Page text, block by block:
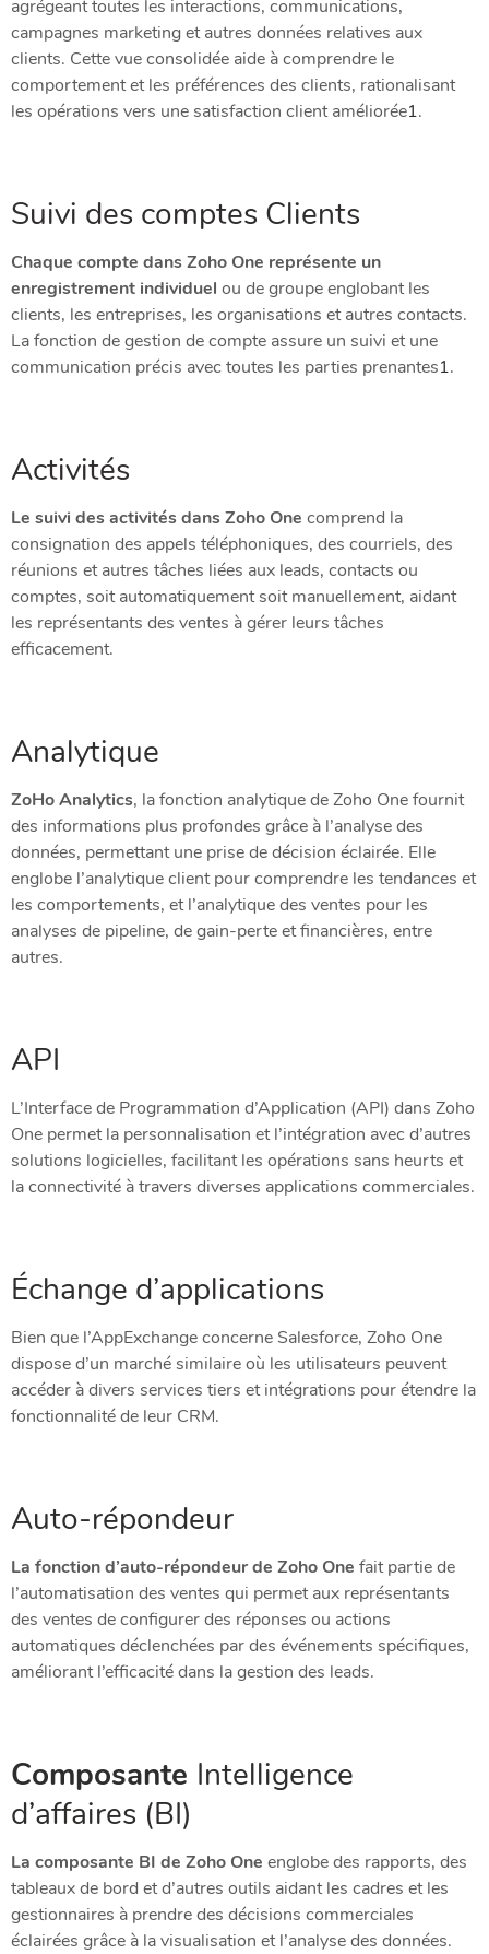
agrégeant toutes les interactions, communications,
campagnes marketing et autres données relatives aux
clients. Cette vue consolidée aide à comprendre le
comportement et les préférences des clients, rationalisant
les opérations vers une satisfaction client améliorée​1​.
Suivi des comptes Clients
Chaque compte dans Zoho One représente un
enregistrement individuel ou de groupe englobant les
clients, les entreprises, les organisations et autres contacts.
La fonction de gestion de compte assure un suivi et une
communication précis avec toutes les parties prenantes​1​.
Activités
Le suivi des activités dans Zoho One comprend la
consignation des appels téléphoniques, des courriels, des
réunions et autres tâches liées aux leads, contacts ou
comptes, soit automatiquement soit manuellement, aidant
les représentants des ventes à gérer leurs tâches
efficacement.
Analytique
ZoHo Analytics, la fonction analytique de Zoho One fournit
des informations plus profondes grâce à l’analyse des
données, permettant une prise de décision éclairée. Elle
englobe l’analytique client pour comprendre les tendances et
les comportements, et l’analytique des ventes pour les
analyses de pipeline, de gain-perte et financières, entre
autres.
API
L’Interface de Programmation d’Application (API) dans Zoho
One permet la personnalisation et l’intégration avec d’autres
solutions logicielles, facilitant les opérations sans heurts et
la connectivité à travers diverses applications commerciales.
Échange d’applications
Bien que l’AppExchange concerne Salesforce, Zoho One
dispose d’un marché similaire où les utilisateurs peuvent
accéder à divers services tiers et intégrations pour étendre la
fonctionnalité de leur CRM.
Auto-répondeur
La fonction d’auto-répondeur de Zoho One fait partie de
l’automatisation des ventes qui permet aux représentants
des ventes de configurer des réponses ou actions
automatiques déclenchées par des événements spécifiques,
améliorant l’efficacité dans la gestion des leads.
Composante Intelligence
d’affaires (BI)
La composante BI de Zoho One englobe des rapports, des
tableaux de bord et d’autres outils aidant les cadres et les
gestionnaires à prendre des décisions commerciales
éclairées grâce à la visualisation et l’analyse des données.